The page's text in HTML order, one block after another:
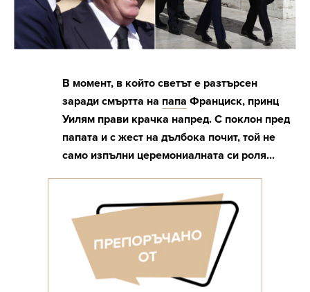
В момент, в който светът е разтърсен
заради смъртта на папа Франциск, принц
Уилям прави крачка напред. С поклон пред
папата и с жест на дълбока почит, той не
само изпълни церемониалната си роля...